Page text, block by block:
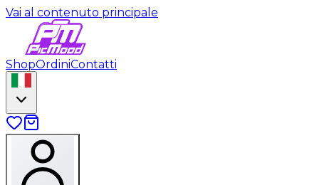
Vai al contenuto principale
ShopOrdiniContatti